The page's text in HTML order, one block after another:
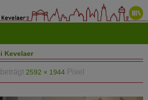
Kevelaer
2592 × 1944 Pixel